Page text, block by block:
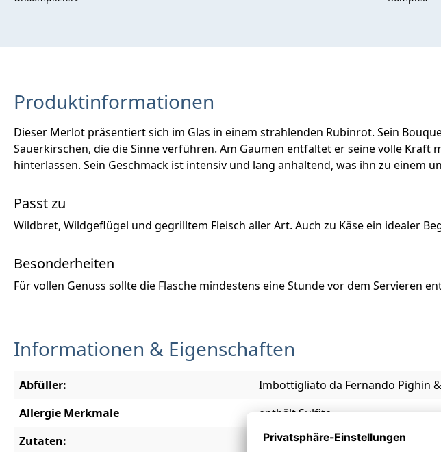
Produktinformationen
Dieser Merlot präsentiert sich im Glas in einem strahlenden Rubinrot. Sein
Sauerkirschen, die die Sinne verführen. Am Gaumen entfaltet er seine volle
hinterlassen. Sein Geschmack ist intensiv und lang anhaltend, was ihn zu einem
Passt zu
Wildbret, Wildgeflügel und gegrilltem Fleisch aller Art. Auch zu Käse ein idealer
Besonderheiten
Für vollen Genuss sollte die Flasche mindestens eine Stunde vor dem Servieren
Informationen & Eigenschaften
Abfüller:
Imbottigliato da Fernando Pighin &
Allergie Merkmale
enthält Sulfite
Zutaten:
(Trauben, Rektifiziertes